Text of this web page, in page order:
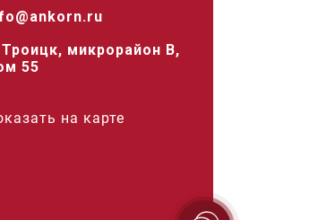
Троицк, микрорайон В,
55
на карте